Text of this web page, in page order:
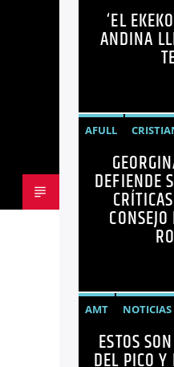
PELÍCULAS
‘EL
ANDINA
AFULL
CRÍTICA
NOTICIAS
TENDENCIAS
DEFIENDE
AMT NOTICIAS
QUITO
ESTOS
DEL PICO